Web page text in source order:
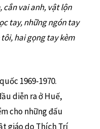
cắn vai anh, vật lộn
tay, những ngón tay
hai gọng tay kèm
1969-1970.
diễn ra ở Huế,
cho những đấu
giáo do Thích Trí